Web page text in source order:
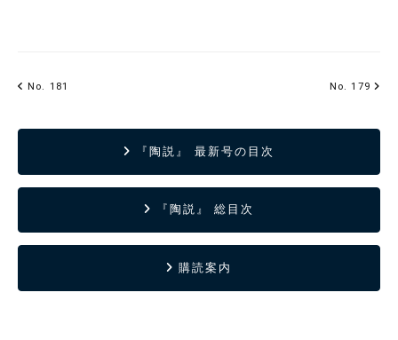
No. 181 No. 179
『陶説』 最新号の目次
『陶説』 総目次
購読案内